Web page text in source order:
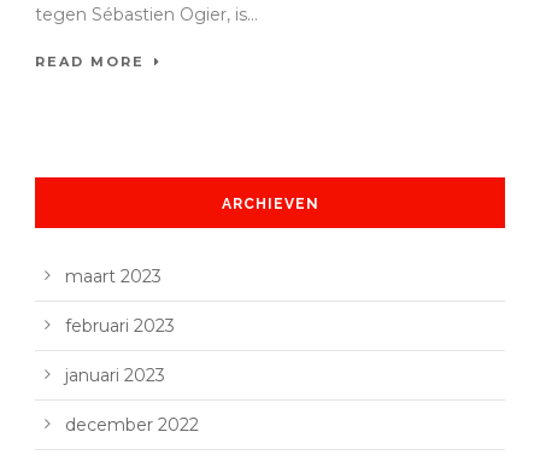
tegen Sébastien Ogier, is...
READ MORE
ARCHIEVEN
maart 2023
februari 2023
januari 2023
december 2022